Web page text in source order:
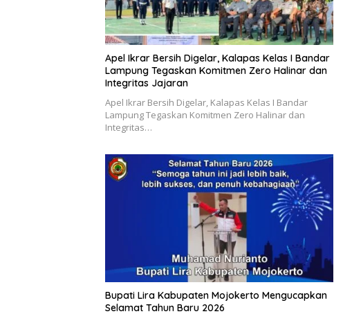
Apel Ikrar Bersih Digelar, Kalapas Kelas I Bandar
Lampung Tegaskan Komitmen Zero Halinar dan
Integritas Jajaran
Apel Ikrar Bersih Digelar, Kalapas Kelas I Bandar
Lampung Tegaskan Komitmen Zero Halinar dan
Integritas…
Bupati Lira Kabupaten Mojokerto Mengucapkan
Selamat Tahun Baru 2026